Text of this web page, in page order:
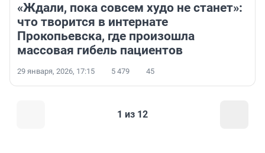
«Ждали, пока совсем худо не станет»:
что творится в интернате
Прокопьевска, где произошла
массовая гибель пациентов
29 января, 2026, 17:15 5 479 45
1 из 12